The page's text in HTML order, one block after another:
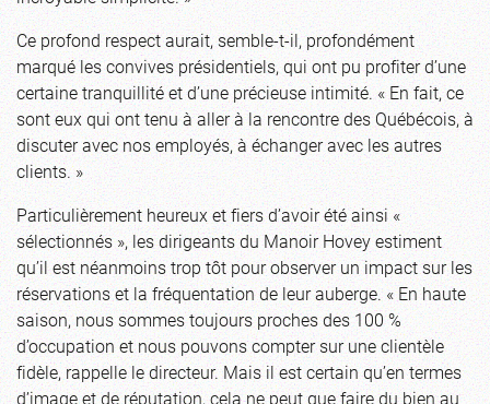
Ce profond respect aurait, semble-t-il, profondément
marqué les convives présidentiels, qui ont pu profiter d’une
certaine tranquillité et d’une précieuse intimité. « En fait, ce
sont eux qui ont tenu à aller à la rencontre des Québécois, à
discuter avec nos employés, à échanger avec les autres
clients. »
Particulièrement heureux et fiers d’avoir été ainsi «
sélectionnés », les dirigeants du Manoir Hovey estiment
qu’il est néanmoins trop tôt pour observer un impact sur les
réservations et la fréquentation de leur auberge. « En haute
saison, nous sommes toujours proches des 100 %
d’occupation et nous pouvons compter sur une clientèle
fidèle, rappelle le directeur. Mais il est certain qu’en termes
d’image et de réputation, cela ne peut que faire du bien au